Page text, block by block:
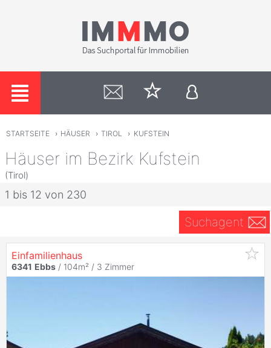
STARTSEITE › HÄUSER › TIROL › KUFSTEIN
Häuser im Bezirk Kufstein
(Tirol)
1 bis 12 von 230
Suchagent
Einfamilienhaus
6341 Ebbs / 104m² / 3 Zimmer